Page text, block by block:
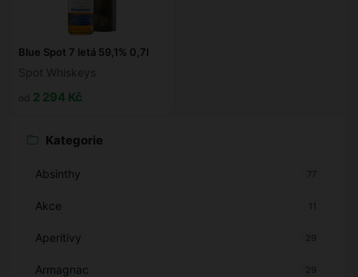
Blue Spot 7 letá 59,1% 0,7l
Spot Whiskeys
2 294 Kč
Kategorie
Absinthy
Akce
Aperitivy
Armagnac